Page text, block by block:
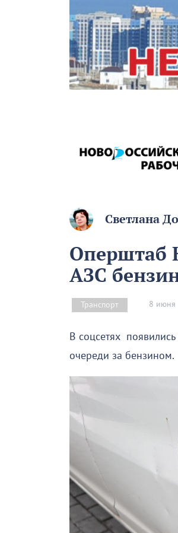
Светлана
Оперштаб
АЗС
Транспорт 8 июня
В соцсетях
очереди за бензином.